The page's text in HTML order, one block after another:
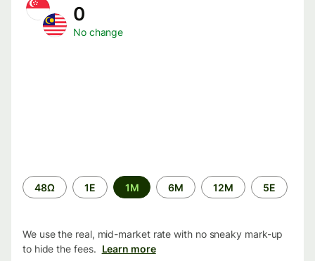
0
No change
Time
period
48Ω 1Ε 1M 6M 12M 5Ε
We use the real, mid-market rate with no sneaky mark-up
to hide the fees. Learn more